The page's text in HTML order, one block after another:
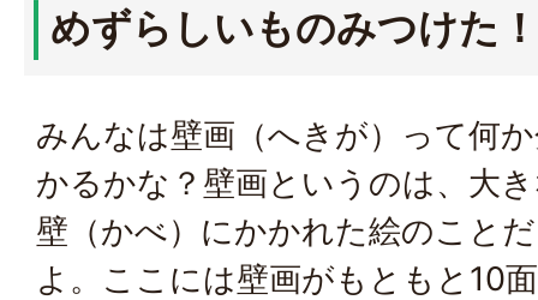
めずらしいものみつけた！
みんなは壁画（へきが）って何
かるかな？壁画というのは、大
壁（かべ）にかかれた絵のことだ
よ。ここには壁画がもともと10